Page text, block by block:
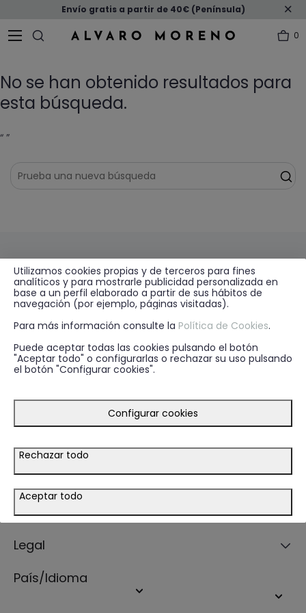
Envío gratis a partir de 40€ (Península)
0
No se han obtenido resultados para
esta búsqueda.
“ ”
Suscríbete a nuestra Newsletter
Recibe descuentos, novedades y promociones por
email.
ENVIAR
* He leído y acepto la
Ayuda
Tiendas
Legal
País/Idioma
Utilizamos cookies propias y de terceros para fines
analíticos y para mostrarle publicidad personalizada en
base a un perfil elaborado a partir de sus hábitos de
navegación (por ejemplo, páginas visitadas).
Para más información consulte la Política de Cookies.
Puede aceptar todas las cookies pulsando el botón
"Aceptar todo" o configurarlas o rechazar su uso pulsando
el botón "Configurar cookies".
Configurar cookies
Rechazar todo
Aceptar todo